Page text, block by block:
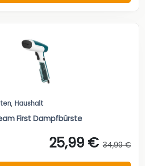
, Haushalt
First Dampfbürste
25,99 € 34,99 €